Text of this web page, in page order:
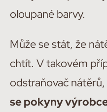
oloupané barvy.
Může se stát, že
chtít. V takovém
odstraňovač
se pokyny